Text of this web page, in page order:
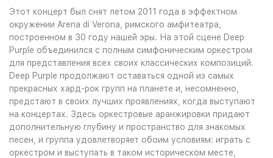
Этот концерт был снят летом 2011 года в эффектном
окружении Arena di Verona, римского амфитеатра,
построенном в 30 году нашей эры. На этой сцене Deep
Purple объединился с полным симфоническим оркестром
для представления всех своих классических композиций.
Deep Purple продолжают оставаться одной из самых
прекрасных хард-рок групп на планете и, несомненно,
предстают в своих лучших проявлениях, когда выступают
на концертах. Здесь оркестровые аранжировки придают
дополнительную глубину и пространство для знакомых
песен, и группа удовлетворяет обоим условиям: играть с
оркестром и выступать в таком историческом месте,